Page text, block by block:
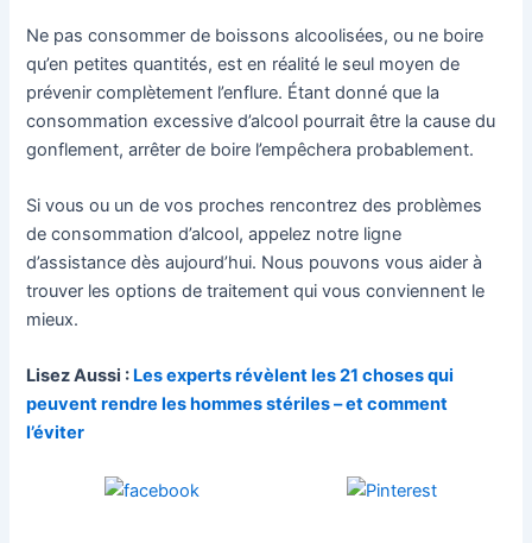
Ne pas consommer de boissons alcoolisées, ou ne boire
qu’en petites quantités, est en réalité le seul moyen de
prévenir complètement l’enflure. Étant donné que la
consommation excessive d’alcool pourrait être la cause du
gonflement, arrêter de boire l’empêchera probablement.
Si vous ou un de vos proches rencontrez des problèmes
de consommation d’alcool, appelez notre ligne
d’assistance dès aujourd’hui. Nous pouvons vous aider à
trouver les options de traitement qui vous conviennent le
mieux.
Lisez Aussi : Les experts révèlent les 21 choses qui
peuvent rendre les hommes stériles – et comment
l’éviter